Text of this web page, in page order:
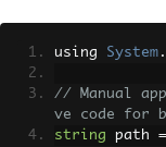
using System .
// Manual
ve code for
string path =